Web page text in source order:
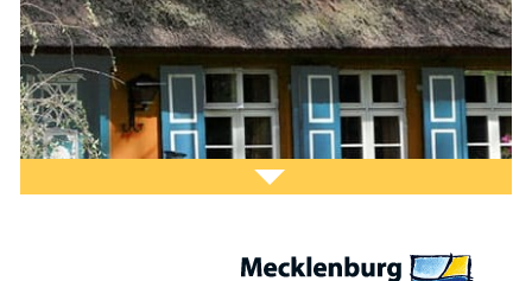
Laden Sie sich ein Stück Urlaub mit demFischland-
Darß-Zingst-Kalenderauf den Bildschirm.